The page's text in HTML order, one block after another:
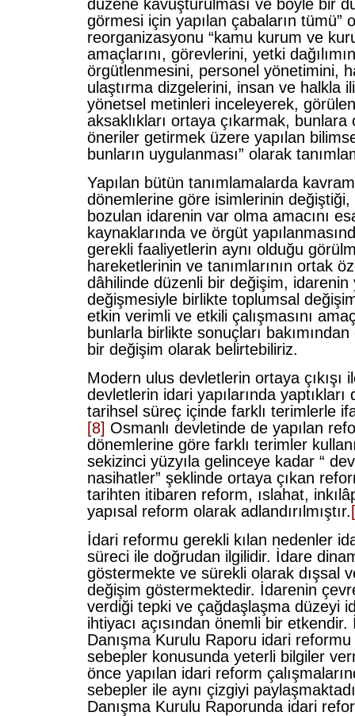
düzene kavuşturulması ve böyle bir
görmesi için yapılan çabaların tümü”
reorganizasyonu “kamu kurum ve
amaçlarını, görevlerini, yetki
örgütlenmesini, personel yönetimini,
ulaştırma dizgelerini, insan ve halkla
yönetsel metinleri inceleyerek,
aksaklıkları ortaya çıkarmak, bunlara
öneriler getirmek üzere yapılan
bunların uygulanması” olarak
Yapılan bütün tanımlamalarda
dönemlerine göre isimlerinin
bozulan idarenin var olma amacını
kaynaklarında ve örgüt
gerekli faaliyetlerin aynı olduğu
hareketlerinin ve tanımlarının ortak
dâhilinde düzenli bir değişim, idarenin
değişmesiyle birlikte toplumsal
etkin verimli ve etkili çalışmasını
bunlarla birlikte sonuçları
bir değişim olarak belirtebiliriz.
Modern ulus devletlerin ortaya çıkışı
devletlerin idari yapılarında yaptıkları
tarihsel süreç içinde farklı terimlerle
[8] Osmanlı devletinde de yapılan
dönemlerine göre farklı terimler
sekizinci yüzyıla gelinceye kadar “
nasihatler” şeklinde ortaya çıkan
tarihten itibaren reform, ıslahat,
yapısal reform olarak adlandırılmıştır.
İdari reformu gerekli kılan nedenler
süreci ile doğrudan ilgilidir. İdare
göstermekte ve sürekli olarak dışsal
değişim göstermektedir. İdarenin
verdiği tepki ve çağdaşlaşma düzeyi
ihtiyacı açısından önemli bir
Danışma Kurulu Raporu idari reformu
sebepler konusunda yeterli bilgiler
önce yapılan idari reform
sebepler ile aynı çizgiyi
Danışma Kurulu Raporunda idari